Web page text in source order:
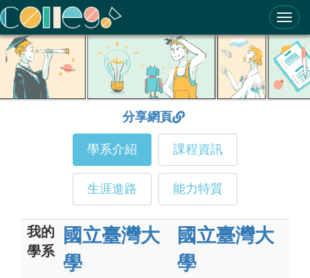
ColleGo! 大學選才與高中育才輔助系統
分享網頁
學系介紹 課程資訊
生涯進路 能力特質
我的
學系
國立臺灣大
學
國立臺灣大
學